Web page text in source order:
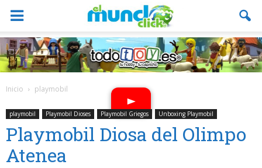
Inicio playmobil
playmobil Playmobil Dioses Playmobil Griegos Unboxing Playmobil
Playmobil Diosa del Olimpo
Atenea